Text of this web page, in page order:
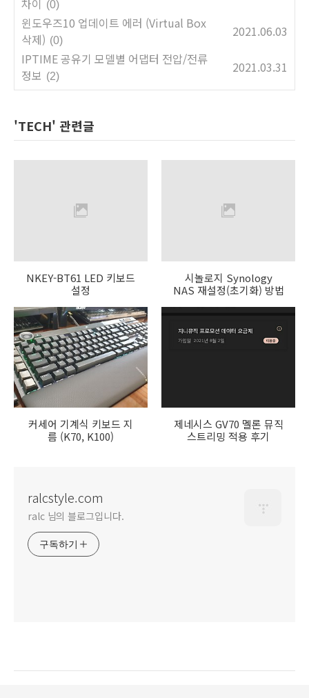
(0)
윈도우즈10 업데이트 에러 (Virtual Box
삭제) (0)
2021.06.03
IPTIME 공유기 모델별 어댑터 전압/전류
정보 (2)
2021.03.31
'TECH' 관련글
NKEY-BT61 LED 키보드
설정
시놀로지 Synology
NAS 재설정(초기화) 방법
커세어 기계식 키보드 지
름 (K70, K100)
제네시스 GV70 멜론 뮤직
스트리밍 적용 후기
ralcstyle.com
ralc 님의 블로그입니다.
구독하기